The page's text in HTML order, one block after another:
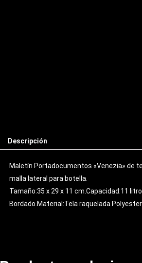
Descripción
Maletín Portadocumentos «Venezia» de
malla lateral para botella.
Tamaño:35 x 29 x 11 cm.Capacidad:11
Bordado.Material:Tela raquelada